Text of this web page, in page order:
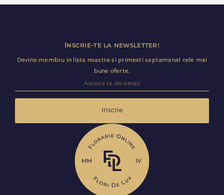
aceeasi zi, in doar cateva ore.
Inscrie-te la newsletter!
Devino membru in lista noastra si primesti saptamanal cele mai
bune oferte.
Inscrie